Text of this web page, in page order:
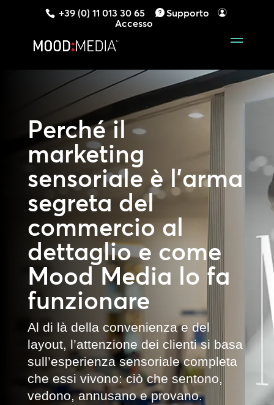
+39 (0) 11 013 30 65
Supporto
Accesso
Perché il
marketing
sensoriale è l’arma
segreta del
commercio al
dettaglio e come
Mood Media lo fa
funzionare
Al di là della convenienza e del
layout, l’attenzione dei clienti si basa
sull’esperienza sensoriale completa
che essi vivono: ciò che sentono,
vedono, annusano e provano.